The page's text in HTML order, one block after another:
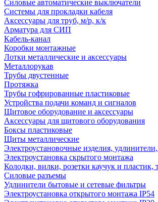
Силовые автоматические выключатели
Системы для прокладки кабеля
Аксессуары для труб, м/р, к/к
Арматура для СИП
Кабель-канал
Коробки монтажные
Лотки металлические и аксессуары
Металлорукав
Трубы двустенные
Протяжка
Трубы гофрированные пластиковые
Устройства подачи команд и сигналов
Щитовое оборудование и аксессуары
Аксессуары для щитового оборудования
Боксы пластиковые
Щиты металлические
Электроустановочные изделия,
Электроустановка скрытого монтажа
Колодки, вилки, розетки каучук и пластик,
Силовые разъемы
Удлинители бытовые и сетевые фильтры
Электроустановка открытого монтажа IP54